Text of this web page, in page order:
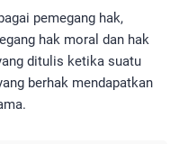
pemegang hak,
hak moral dan hak
ditulis ketika suatu
berhak mendapatkan